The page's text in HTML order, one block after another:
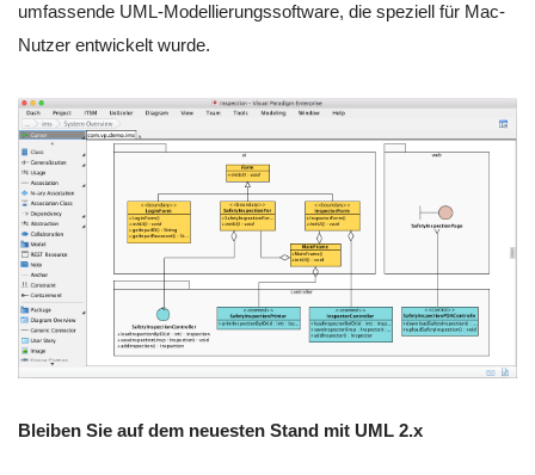
umfassende UML-Modellierungssoftware, die speziell für Mac-
Nutzer entwickelt wurde.
Bleiben Sie auf dem neuesten Stand mit UML 2.x